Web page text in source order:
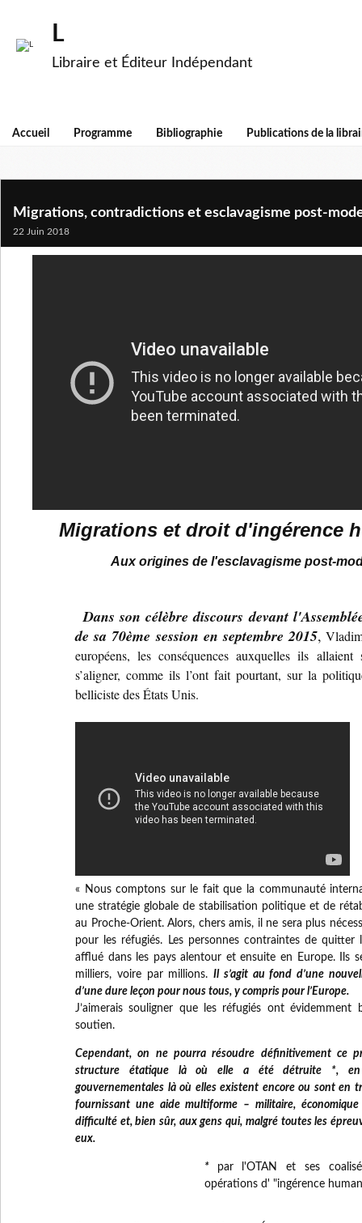
L
Libraire et Éditeur Indépendant
Accueil Programme Bibliographie Publications de la
Migrations, contradictions et esclavagisme post-
22 Juin 2018
Migrations et droit d'ingérence
Aux origines de l'esclavagisme post-
Dans son célèbre discours devant
de sa 70ème session en septembre 2015,
européens, les conséquences auxquelles ils allaient
s’aligner, comme ils l’ont fait pourtant, sur la
belliciste des États Unis.
« Nous comptons sur le fait que la communauté
une stratégie globale de stabilisation politique et de
au Proche-Orient. Alors, chers amis, il ne sera plus
pour les réfugiés. Les personnes contraintes de quitter
afflué dans les pays alentour et ensuite en Europe. Ils
milliers, voire par millions.Il s’agit au fond d’une
d’une dure leçon pour nous tous, y compris pour l’Europe.
J’aimerais souligner que les réfugiés ont évidemment
soutien.
Cependant, on ne pourra résoudre définitivement ce
structure étatique là où elle a été détruite *, en
gouvernementales là où elles existent encore ou sont en
fournissant une aide multiforme – militaire,
difficulté et, bien sûr, aux gens qui, malgré toutes les
eux.
* par l'OTAN et ses
opérations d' "ingérence